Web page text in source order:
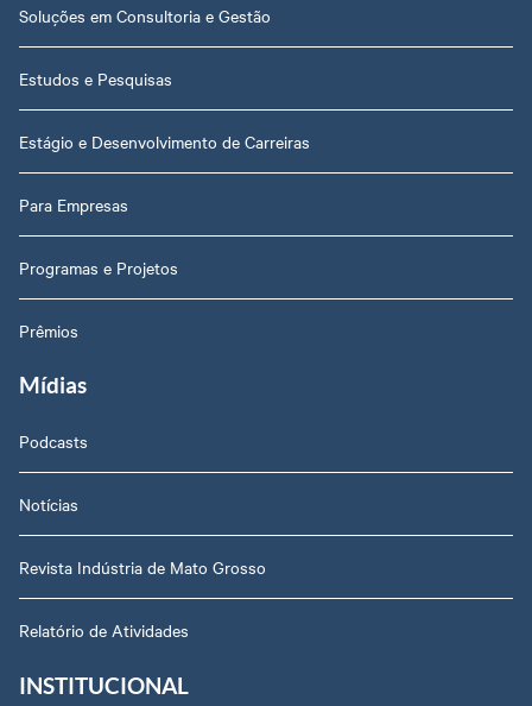
Soluções em Consultoria e Gestão
Estudos e Pesquisas
Estágio e Desenvolvimento de Carreiras
Para Empresas
Programas e Projetos
Prêmios
Mídias
Podcasts
Notícias
Revista Indústria de Mato Grosso
Relatório de Atividades
INSTITUCIONAL